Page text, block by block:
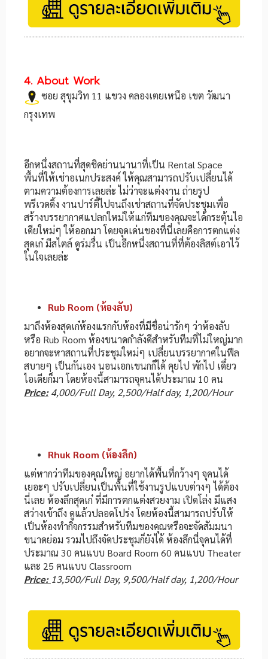
4. About Work
ซอย สุขุมวิท 11 แขวง คลองเตยเหนือ เขต วัฒนา
กรุงเทพ
อีกหนึ่งสถานที่สุดชิคย่านนานาที่เป็น Rental Space
พื้นที่ให้เช่าอเนกประสงค์ ให้คุณสามารถปรับเปลี่ยนได้
ตามความต้องการเลยล่ะ ไม่ว่าจะแต่งงาน ถ่ายรูป
พรีเวดดิ้ง งานปาร์ตี้ไปจนถึงเช่าสถานที่จัดประชุมเพื่อ
สร้างบรรยากาศแปลกใหม่ให้แก่ทีมของคุณจะได้กระตุ้นไอ
เดียใหม่ๆ ให้ออกมา โดยจุดเด่นของที่นี่เลยคือการตกแต่ง
สุดเก๋ มีสไตล์ ดูร่มรื่น เป็นอีกหนึ่งสถานที่ที่ต้องลิสต์เอาไว้
ในใจเลยล่ะ
Rub Room (ห้องลับ)
มาถึงห้องสุดเก๋ห้องแรกกับห้องที่มีชื่อน่ารักๆ ว่าห้องลับ
หรือ Rub Room ห้องขนาดกำลังดีสำหรับทีมที่ไม่ใหญ่มาก
อยากจะหาสถานที่ประชุมใหม่ๆ เปลี่ยนบรรยากาศในฟีล
สบายๆ เป็นกันเอง นอนเอกเขนกก็ได้ คุยไป พักไป เดี๋ยว
ไอเดียก็มา โดยห้องนี้สามารถจุคนได้ประมาณ 10 คน
Price:4,000/Full Day, 2,500/Half day, 1,200/Hour
Rhuk Room (ห้องลึก)
แต่หากว่าทีมของคุณใหญ่ อยากได้พื้นที่กว้างๆ จุคนได้
เยอะๆ ปรับเปลี่ยนเป็นพื้นที่ใช้งานรูปแบบต่างๆ ได้ต้อง
นี่เลย ห้องลึกสุดเก๋ ที่มีการตกแต่งสวยงาม เปิดโล่ง มีแสง
สว่างเข้าถึง ดูแล้วปลอดโปร่ง โดยห้องนี้สามารถปรับให้
เป็นห้องทำกิจกรรมสำหรับทีมของคุณหรือจะจัดสัมมนา
ขนาดย่อม รวมไปถึงจัดประชุมก็ยังได้ ห้องลึกนี่จุคนได้ที่
ประมาณ 30 คนแบบ Board Room 60 คนแบบ Theater
และ 25 คนแบบ Classroom
Price: 13,500/Full Day, 9,500/Half day, 1,200/Hour